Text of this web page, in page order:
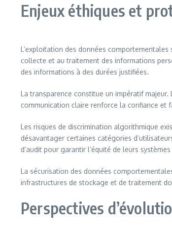
Enjeux éthiques et
L’exploitation des données
collecte et au traitement des informations
des informations à des durées justifiées.
La transparence constitue un impératif
communication claire renforce la confiance et
Les risques de discrimination algorithmique
désavantager certaines catégories
d’audit pour garantir l’équité de leurs
La sécurisation des données
infrastructures de stockage et de traitement
Perspectives